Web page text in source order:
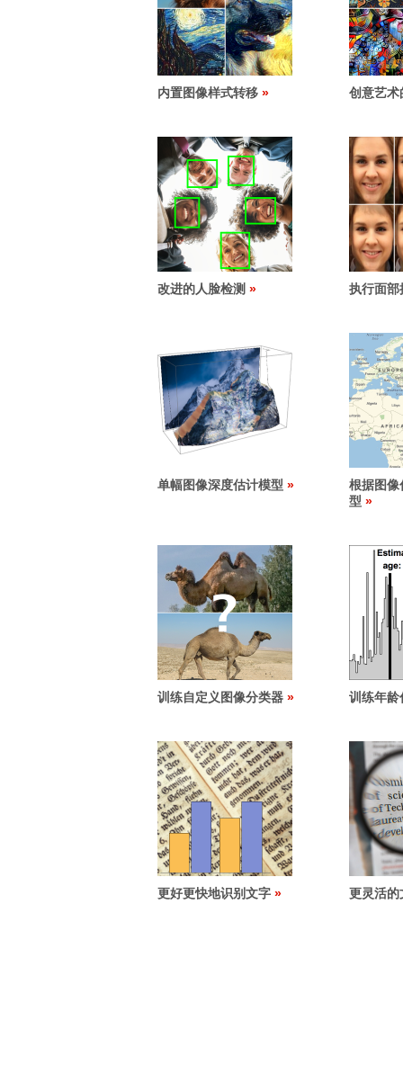
内置图像样式转移 创意艺术
改进的人脸检测 执行面部
单幅图像深度估计模型
根据图像
型
训练自定义图像分类器 训练年龄
更好更快地识别文字 更灵活的